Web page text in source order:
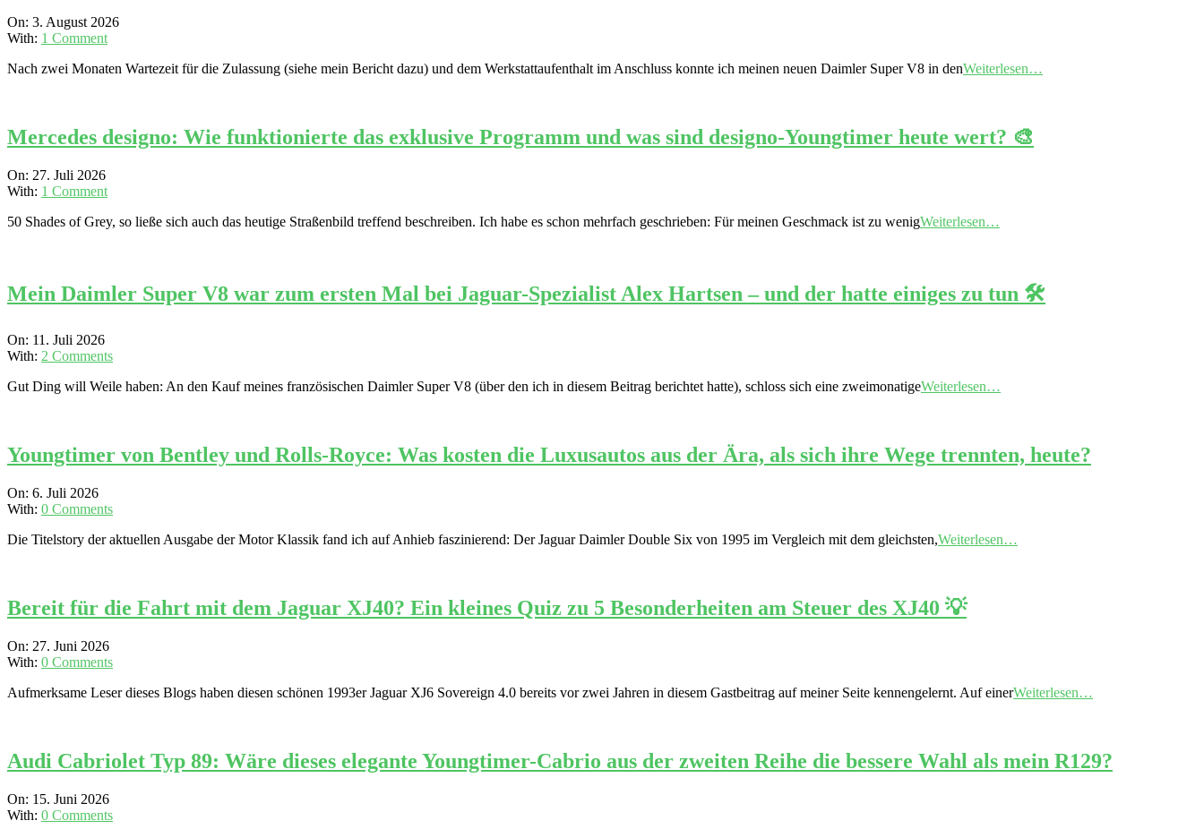
2026-
08-
On: 3. August 2026
With: 1 Comment
Nach zwei Monaten Wartezeit für die Zulassung (siehe mein Bericht dazu) und dem Werkstattaufenthalt im Anschluss konnte ich meinen neuen Daimler Super V8 in denWeiterlesen…
Mercedes designo: Wie funktionierte das exklusive Programm und was sind designo-Youngtimer heute wert? 🎨
2026-
07-
On: 27. Juli 2026
With: 1 Comment
50 Shades of Grey, so ließe sich auch das heutige Straßenbild treffend beschreiben. Ich habe es schon mehrfach geschrieben: Für meinen Geschmack ist zu wenigWeiterlesen…
Mein Daimler Super V8 war zum ersten Mal bei Jaguar-Spezialist Alex Hartsen – und der hatte einiges zu tun 🛠️
2026-
07-
On: 11. Juli 2026
With: 2 Comments
Gut Ding will Weile haben: An den Kauf meines französischen Daimler Super V8 (über den ich in diesem Beitrag berichtet hatte), schloss sich eine zweimonatigeWeiterlesen…
Youngtimer von Bentley und Rolls-Royce: Was kosten die Luxusautos aus der Ära, als sich ihre Wege trennten, heute?
2026-
07-
On: 6. Juli 2026
With: 0 Comments
Die Titelstory der aktuellen Ausgabe der Motor Klassik fand ich auf Anhieb faszinierend: Der Jaguar Daimler Double Six von 1995 im Vergleich mit dem gleichsten,Weiterlesen…
Bereit für die Fahrt mit dem Jaguar XJ40? Ein kleines Quiz zu 5 Besonderheiten am Steuer des XJ40 💡
2026-
06-
On: 27. Juni 2026
With: 0 Comments
Aufmerksame Leser dieses Blogs haben diesen schönen 1993er Jaguar XJ6 Sovereign 4.0 bereits vor zwei Jahren in diesem Gastbeitrag auf meiner Seite kennengelernt. Auf einerWeiterlesen…
Audi Cabriolet Typ 89: Wäre dieses elegante Youngtimer-Cabrio aus der zweiten Reihe die bessere Wahl als mein R129?
2026-
06-
On: 15. Juni 2026
With: 0 Comments